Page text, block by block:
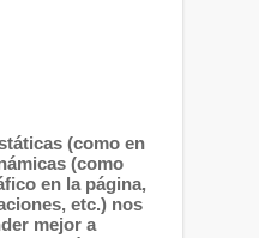
(como en
(como
en la página,
etc.) nos
mejor a